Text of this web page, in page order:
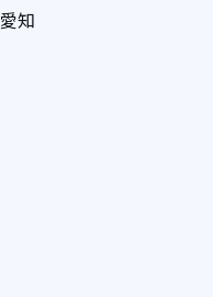
愛知